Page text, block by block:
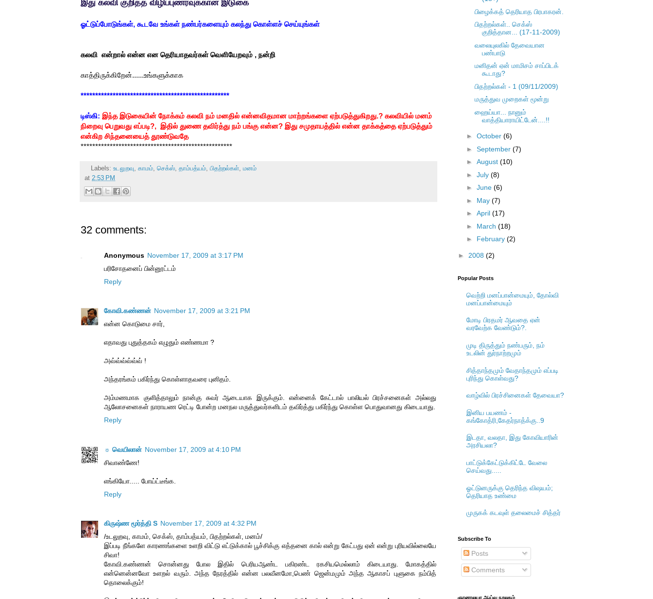
இது கலவி குறித்த விழிப்புணர்வுக்கான இடுகை
ஓட்டுப்போடுங்கள், கூடவே உங்கள் நண்பர்களையும் கலந்து கொள்ளச் செய்யுங்கள்
கலவி என்றால் என்ன என தெரியாதவர்கள் வெளியேறவும் , நன்றி
காத்திருக்கிறேன்......உங்களுக்காக
***************************************************
டிஸ்கி: இந்த இடுகையின் நோக்கம் கலவி நம் மனதில் என்னவிதமான மாற்றங்களை ஏற்படுத்துகிறது.? கலவியில் மனம்
நிறைவு பெறுவது எப்படி?, இதில் துணை தவிர்த்து நம் பங்கு என்ன? இது சமுதாயத்தில் என்ன தாக்கத்தை ஏற்படுத்தும்
என்கிற சிந்தனையைத் தூண்டுவதே
****************************************************
Labels: உடலுறவு, காமம், செக்ஸ், தாம்பத்யம், பிதற்றல்கள், மனம்
at 2:53 PM
32 comments:
Anonymous November 17, 2009 at 3:17 PM
பரிசோதனைப் பின்னூட்டம்
Reply
கோவி.கண்ணன் November 17, 2009 at 3:21 PM
என்ன கொடுமை சார்,
எதாவது புதுத்தகம் எழுதும் எண்ணமா ?
அவ்வ்வ்வ்வ்வ் !
அந்தரங்கம் பகிர்ந்து கொள்ளாதவரை புனிதம்.
அம்மணமாக குளித்தாலும் நான்கு சுவர் ஆடையாக இருக்கும். என்னைக் கேட்டால் பாலியல் பிரச்சனைகள் அல்லது
ஆலோசனைகள் நாராயண ரெட்டி போன்ற மனநல மருத்துவர்களிடம் தவிர்த்து பகிர்ந்து கொள்ள பொதுவானது கிடையாது.
Reply
☼ வெயிலான் November 17, 2009 at 4:10 PM
சிவாண்ணே!
எங்கியோ..... போய்ட்டீங்க.
Reply
கிருஷ்ண மூர்த்தி S November 17, 2009 at 4:32 PM
/உடலுறவு, காமம், செக்ஸ், தாம்பத்யம், பிதற்றல்கள், மனம்/
இப்படி நீங்களே காரணங்களை உளறி விட்டு எட்டுக்கால் பூச்சிக்கு எத்தனை கால் என்று கேட்பது ஏன் என்று புரியவில்லையே
சிவா!
கோவி.கண்ணன் சொன்னது போல இதில் பெரியஆண்ட பகிரண்ட ரகசியமெல்லாம் கிடையாது. மோகத்தில்
என்னென்னவோ உளறல் வரும். அந்த நேரத்தில் என்ன பலவீனமோ,பெண் ஜென்மமும் அந்த ஆகாசப் புளுகை நம்பித்
தொலைக்கும்!
பிழைக்கத் தெரியாத பிரபாகரன்.
பிதற்றல்கள்.. செக்ஸ்
குறித்தான... (17-11-2009)
வலையுலகில் தேவையான
பண்பாடு
மனிதன் ஏன் மாமிசம் சாப்பிடக்
கூடாது?
பிதற்றல்கள் - 1 (09/11/2009)
மருத்துவ முறைகள் மூன்று
ஹைய்யா... நானும்
வாத்தியாராயிட்டேன்....!!
► October (6)
► September (7)
► August (10)
► July (8)
► June (6)
► May (7)
► April (17)
► March (18)
► February (2)
► 2008 (2)
Popular Posts
வெற்றி மனப்பான்மையும், தோல்வி
மனப்பான்மையும்
மோடி பிரதமர் ஆவதை ஏன்
வரவேற்க வேண்டும்?.
முடி திருத்தும் நண்பரும், நம்
உடலின் துர்நாற்றமும்
சித்தாந்தமும் வேதாந்தமும் எப்படி
புரிந்து கொள்வது?
வாழ்வில் பிரச்சினைகள் தேவையா?
இனிய பயணம் -
கங்கோத்ரி,கேதர்நாத்க்கு..9
இடதா, வலதா, இது கோவியாரின்
அரசியலா?
பாட்டுக்கேட்டுக்கிட்டே வேலை
செய்வது.....
ஓட்டுனருக்கு தெரிந்த விஷயம்;
தெரியாத உண்மை
முருகக் கடவுள் தலைமைச் சித்தர்
Subscribe To
Posts
Comments
ஞானாலயா ஆய்வு நூலகம்